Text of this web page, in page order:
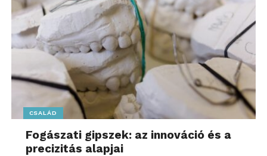
CSALÁD
Fogászati gipszek: az innováció és a
precizitás alapjai